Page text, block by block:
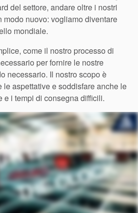
e standard
del settore, andare oltre i nostri
modo nuovo: vogliamo diventare
mondiale.
come il nostro processo di
per fornire le nostre
necessario. Il nostro scopo è
le aspettative e soddisfare anche le
e i tempi di consegna difficili.